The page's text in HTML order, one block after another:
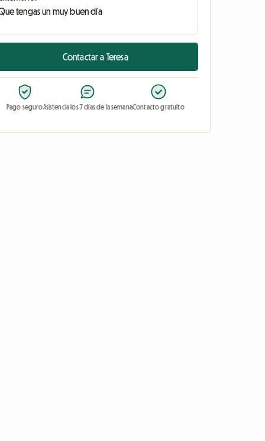
Contactar a Teresa
Pago seguroAsistencia los 7 días de la semanaContacto gratuito